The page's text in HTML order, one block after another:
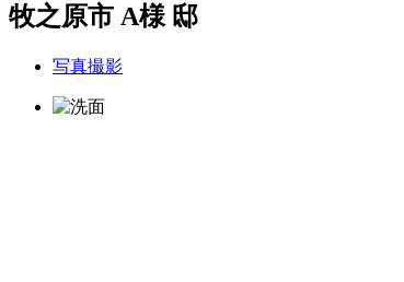
牧之原市 A様 邸
写真撮影